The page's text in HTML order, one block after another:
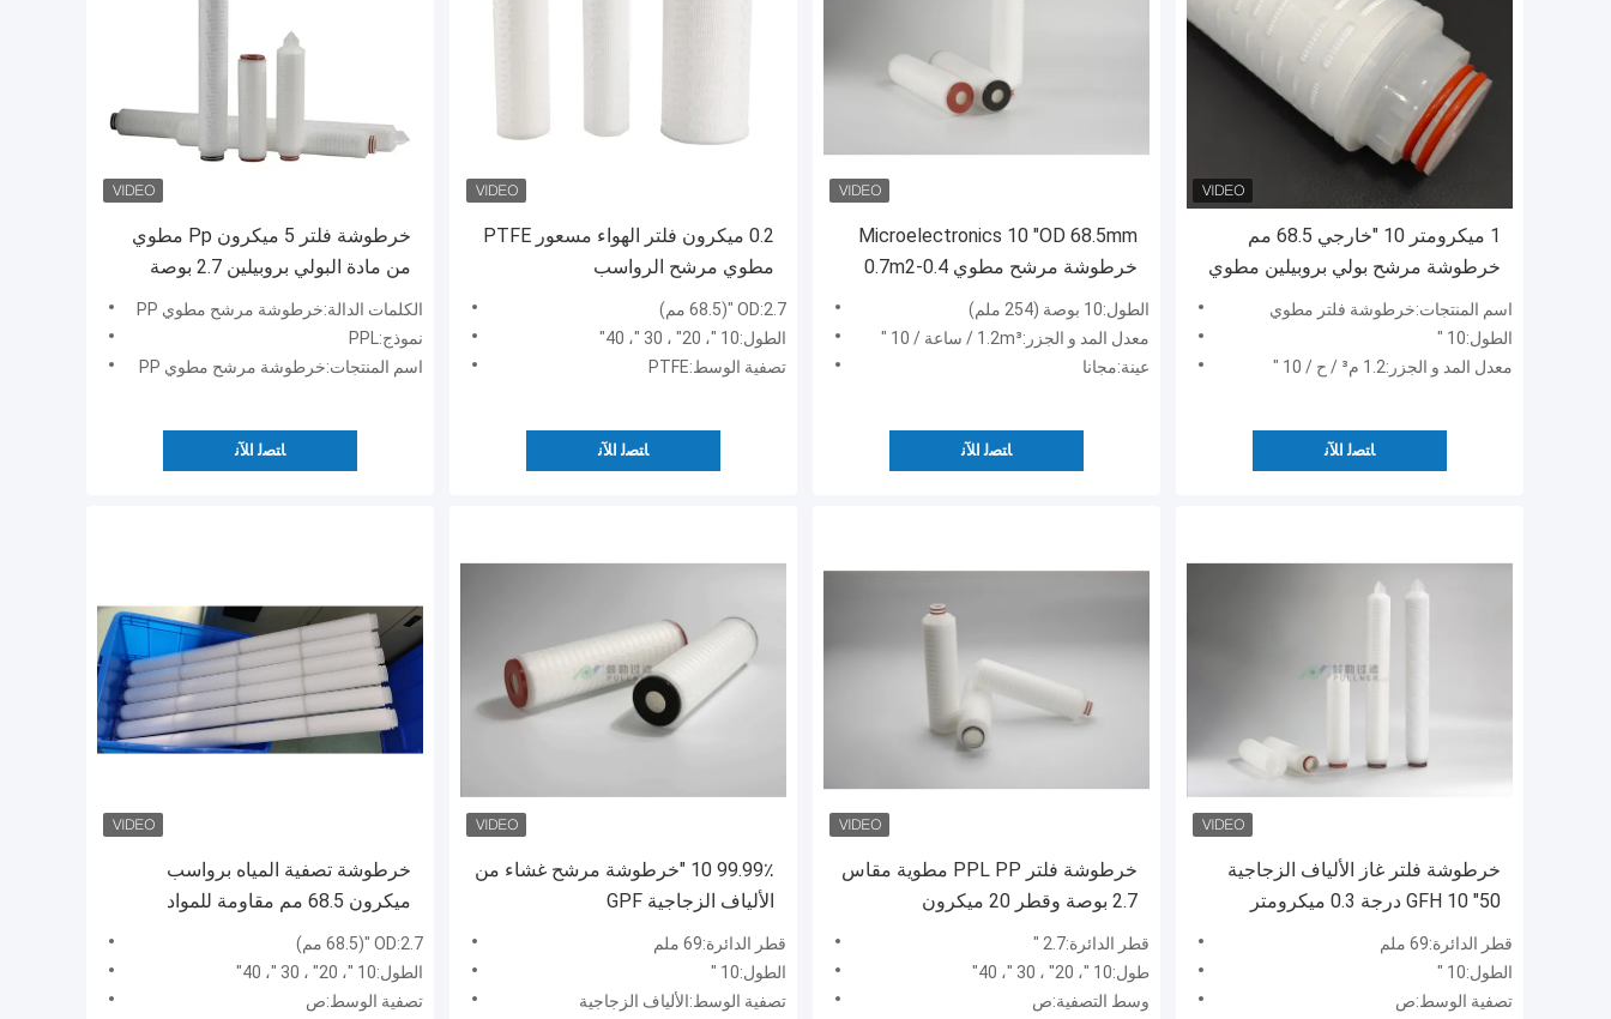
خرطوشة فلتر 5 ميكرون Pp مطوي
من مادة البولي بروبيلين 2.7 بوصة
مطوية
الكلمات الدالة:خرطوشة مرشح مطوي PP
نموذج:PPL
اسم المنتجات:خرطوشة مرشح مطوي PP
ﺎﺘﺼﻟ ﺍﻶﻧ
0.2 ميكرون فلتر الهواء مسعور PTFE
مطوي مرشح الرواسب
OD:2.7 "(68.5 مم)
الطول:10 "، 20" ، 30 "، 40"
تصفية الوسط:PTFE
ﺎﺘﺼﻟ ﺍﻶﻧ
Microelectronics 10 "OD 68.5mm
خرطوشة مرشح مطوي 0.4-0.7m2
منطقة الترشيح
الطول:10 بوصة (254 ملم)
معدل المد و الجزر:1.2m³ / ساعة / 10 "
عينة:مجانا
ﺎﺘﺼﻟ ﺍﻶﻧ
1 ميكرومتر 10 "خارجي 68.5 مم
خرطوشة مرشح بولي بروبيلين مطوي
اسم المنتجات:خرطوشة فلتر مطوي
الطول:10 "
معدل المد و الجزر:1.2 م³ / ح / 10 "
ﺎﺘﺼﻟ ﺍﻶﻧ
خرطوشة تصفية المياه برواسب
ميكرون 68.5 مم مقاومة للمواد
الكيميائية FDA
OD:2.7 "(68.5 مم)
الطول:10 "، 20" ، 30 "، 40"
تصفية الوسط:ص
99.99٪ 10 "خرطوشة مرشح غشاء من
الألياف الزجاجية GPF
قطر الدائرة:69 ملم
الطول:10 "
تصفية الوسط:الألياف الزجاجية
خرطوشة فلتر PPL PP مطوية مقاس
2.7 بوصة وقطر 20 ميكرون
قطر الدائرة:2.7 "
طول:10 "، 20" ، 30 "، 40"
وسط التصفية:ص
خرطوشة فلتر غاز الألياف الزجاجية
GFH 10 "50 درجة 0.3 ميكرومتر
قطر الدائرة:69 ملم
الطول:10 "
تصفية الوسط:ص